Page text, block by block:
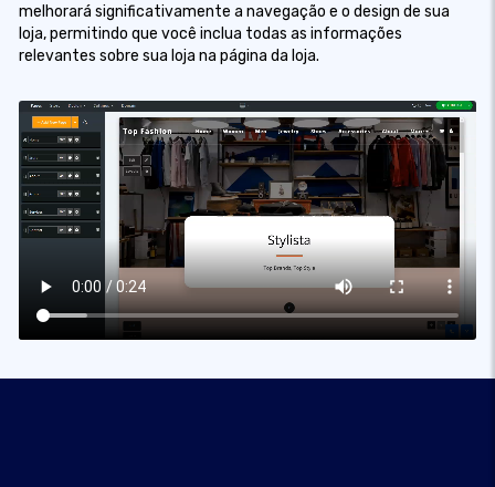
melhorará significativamente a navegação e o design de sua
loja, permitindo que você inclua todas as informações
relevantes sobre sua loja na página da loja.